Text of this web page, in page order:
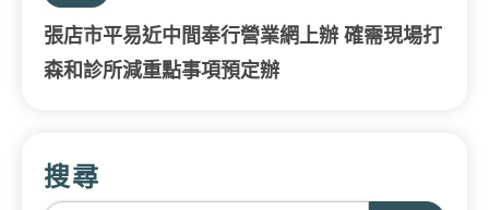
張店市平易近中間奉行營業網上辦 確需現場打
森和診所減重點事項預定辦
搜尋